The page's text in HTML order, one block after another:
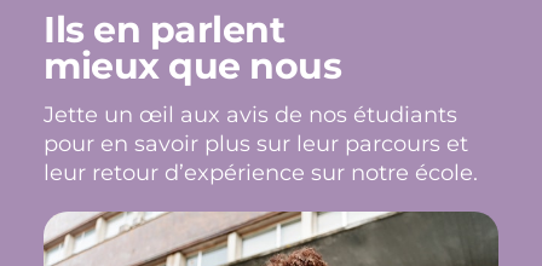
Ils en parlent
mieux que nous
Jette un œil aux avis de nos étudiants
pour en savoir plus sur leur parcours et
leur retour d’expérience sur notre école.